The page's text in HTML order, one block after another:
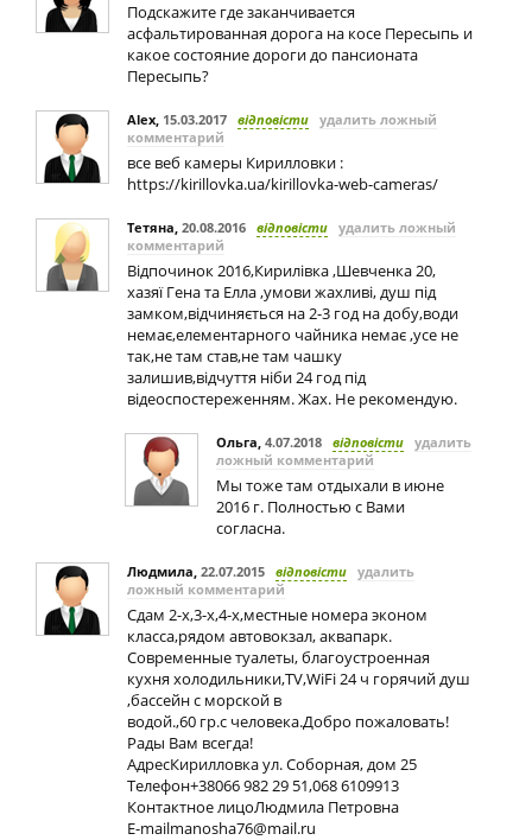
Подскажите где заканчивается
асфальтированная дорога на косе Пересыпь и
какое состояние дороги до пансионата
Пересыпь?
Alex, 15.03.2017 відповісти удалить ложный
комментарий
все веб камеры Кирилловки :
https://kirillovka.ua/kirillovka-web-cameras/
Тетяна, 20.08.2016 відповісти удалить ложный
комментарий
Відпочинок 2016,Кирилівка ,Шевченка 20,
хазяї Гена та Елла ,умови жахливі, душ під
замком,відчиняється на 2-3 год на добу,води
немає,елементарного чайника немає ,усе не
так,не там став,не там чашку
залишив,відчуття ніби 24 год під
відеоспостереженням. Жах. Не рекомендую.
Ольга, 4.07.2018 відповісти удалить
ложный комментарий
Мы тоже там отдыхали в июне
2016 г. Полностью с Вами
согласна.
Людмила, 22.07.2015 відповісти удалить
ложный комментарий
Сдам 2-х,3-х,4-х,местные номера эконом
класса,рядом автовокзал, аквапарк.
Современные туалеты, благоустроенная
кухня холодильники,TV,WiFi 24 ч горячий душ
,бассейн с морской в
водой.,60 гр.с человека.Добро пожаловать!
Рады Вам всегда!
АдресКирилловка ул. Соборная, дом 25
Телефон+38066 982 29 51,068 6109913
Контактное лицоЛюдмила Петровна
E-mailmanosha76@mail.ru